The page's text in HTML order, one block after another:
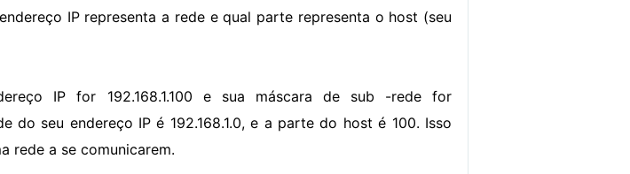
IP representa a rede e qual parte representa o host (seu
IP for 192.168.1.100 e sua máscara de sub -rede for
do seu endereço IP é 192.168.1.0, e a parte do host é 100. Isso
rede a se comunicarem.